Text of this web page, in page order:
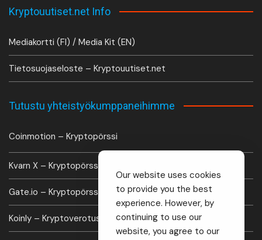
Kryptouutiset.net Info
Mediakortti (FI) / Media Kit (EN)
Tietosuojaseloste – Kryptouutiset.net
Tutustu yhteistyökumppaneihimme
Coinmotion – Kryptopörssi
Kvarn X – Kryptopörssi
Gate.io – Kryptopörssi
Koinly – Kryptoverotus laskuri
Our website uses cookies
to provide you the best
experience. However, by
continuing to use our
website, you agree to our